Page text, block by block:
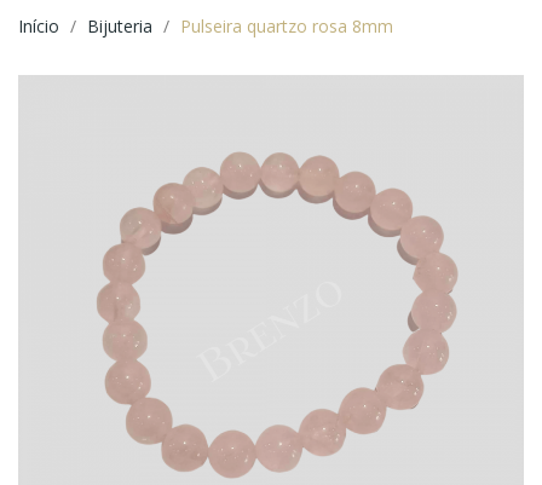
Início Bijuteria Pulseira quartzo rosa 8mm